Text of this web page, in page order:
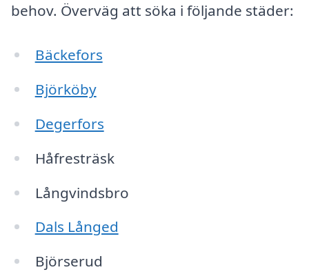
behov. Överväg att söka i följande städer:
Bäckefors
Björköby
Degerfors
Håfresträsk
Långvindsbro
Dals Långed
Björserud